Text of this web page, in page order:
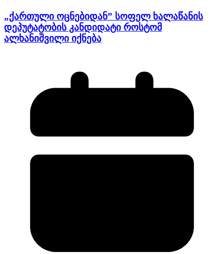
„ქართული ოცნებიდან” სოფელ ხალაწანის
დეპუტატობის კანდიდატი როსტომ
ალხანიშვილი იქნება